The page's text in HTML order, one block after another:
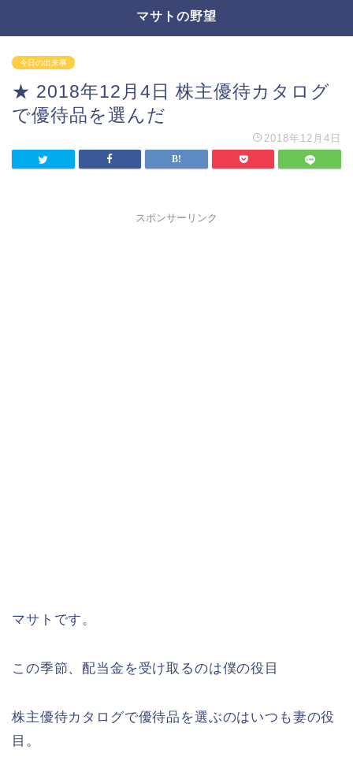
マサトの野望
今日の出来事
★ 2018年12月4日 株主優待カタログ
で優待品を選んだ
2018年12月4日
スポンサーリンク
マサトです。
この季節、配当金を受け取るのは僕の役目
株主優待カタログで優待品を選ぶのはいつも妻の役
目。